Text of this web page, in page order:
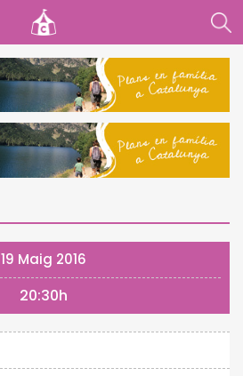
19 Maig 2016
20:30h